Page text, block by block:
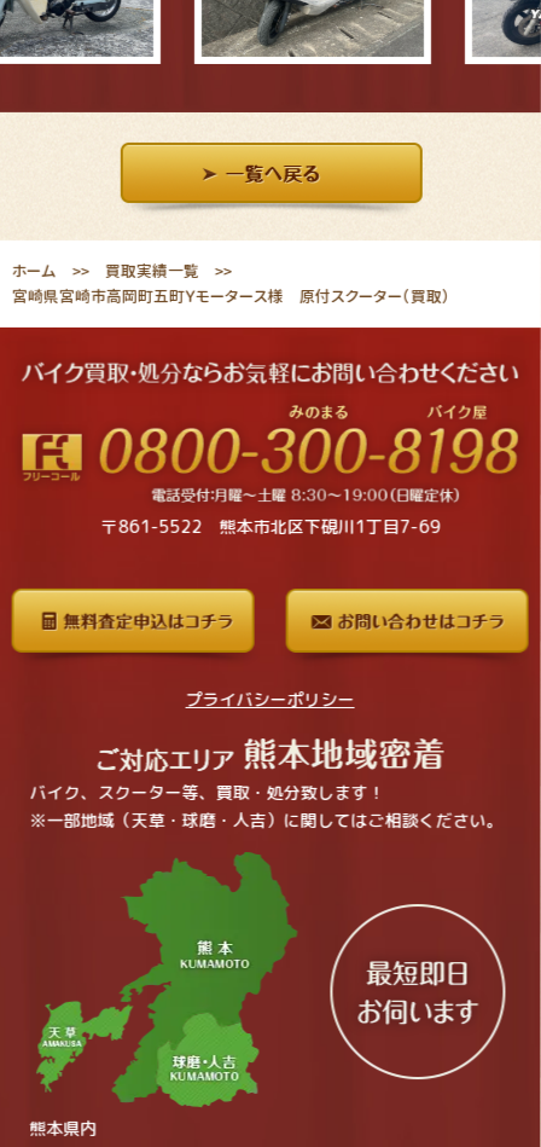
ホーム 買取実績一覧
宮崎県宮崎市高岡町五町Ｙモータース様 原付スクーター（買取）
〒861-5522 熊本市北区下硯川1丁目7-69
プライバシーポリシー
バイク、スクーター等、買取・処分致します！
※一部地域（天草・球磨・人吉）に関してはご相談ください。
熊本県内